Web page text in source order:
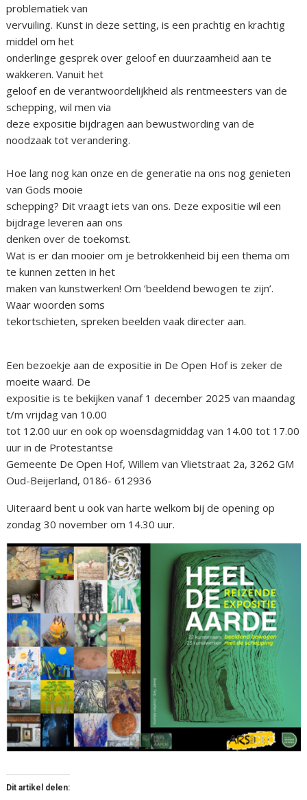
problematiek van
vervuiling. Kunst in deze setting, is een prachtig en krachtig
middel om het
onderlinge gesprek over geloof en duurzaamheid aan te
wakkeren. Vanuit het
geloof en de verantwoordelijkheid als rentmeesters van de
schepping, wil men via
deze expositie bijdragen aan bewustwording van de
noodzaak tot verandering.
Hoe lang nog kan onze en de generatie na ons nog genieten
van Gods mooie
schepping? Dit vraagt iets van ons. Deze expositie wil een
bijdrage leveren aan ons
denken over de toekomst.
Wat is er dan mooier om je betrokkenheid bij een thema om
te kunnen zetten in het
maken van kunstwerken! Om ‘beeldend bewogen te zijn’.
Waar woorden soms
tekortschieten, spreken beelden vaak directer aan.
Een bezoekje aan de expositie in De Open Hof is zeker de
moeite waard. De
expositie is te bekijken vanaf 1 december 2025 van maandag
t/m vrijdag van 10.00
tot 12.00 uur en ook op woensdagmiddag van 14.00 tot 17.00
uur in de Protestantse
Gemeente De Open Hof, Willem van Vlietstraat 2a, 3262 GM
Oud-Beijerland, 0186- 612936
Uiteraard bent u ook van harte welkom bij de opening op
zondag 30 november om 14.30 uur.
Dit artikel delen: